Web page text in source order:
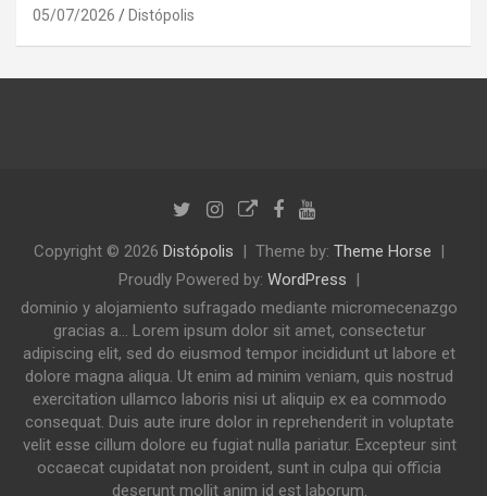
05/07/2026 Distópolis
Copyright © 2026 Distópolis Theme by: Theme Horse
Proudly Powered by: WordPress
dominio y alojamiento sufragado mediante micromecenazgo
gracias a... Lorem ipsum dolor sit amet, consectetur
adipiscing elit, sed do eiusmod tempor incididunt ut labore et
dolore magna aliqua. Ut enim ad minim veniam, quis nostrud
exercitation ullamco laboris nisi ut aliquip ex ea commodo
consequat. Duis aute irure dolor in reprehenderit in voluptate
velit esse cillum dolore eu fugiat nulla pariatur. Excepteur sint
occaecat cupidatat non proident, sunt in culpa qui officia
deserunt mollit anim id est laborum.